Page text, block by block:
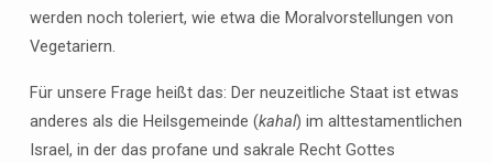
werden noch toleriert, wie etwa die Moralvorstellungen von
Vegetariern.
Für unsere Frage heißt das: Der neuzeitliche Staat ist etwas
anderes als die Heilsgemeinde (kahal) im alttestamentlichen
Israel, in der das profane und sakrale Recht Gottes